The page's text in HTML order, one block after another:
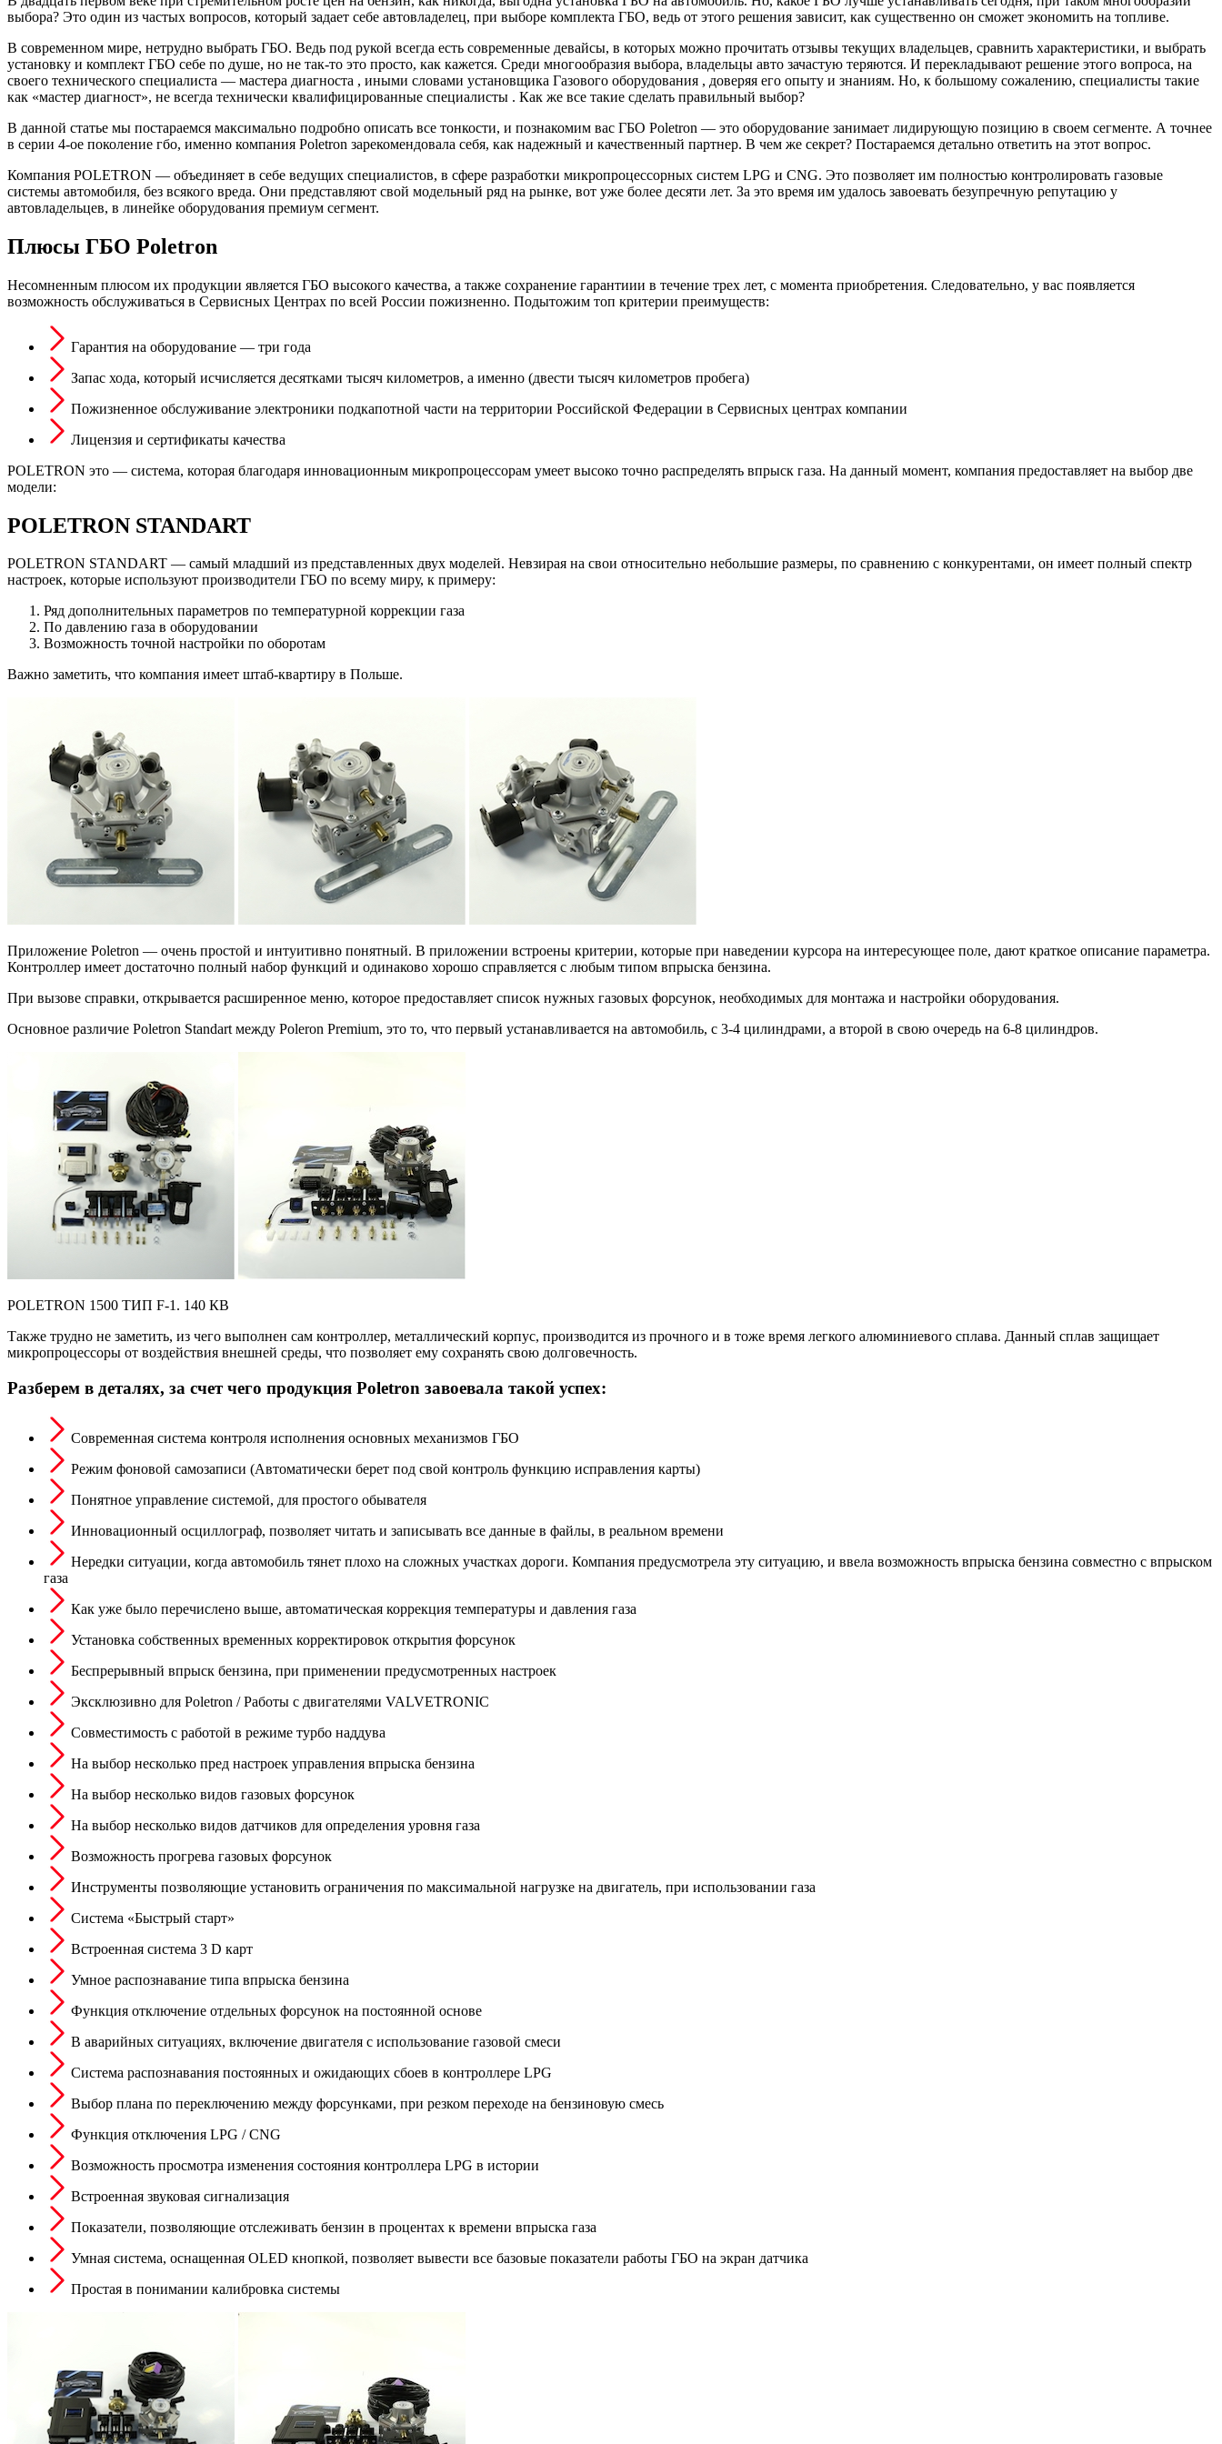
выбора? Это один из частых вопросов, который задает себе автовладелец, при выборе комплекта ГБО, ведь от этого решения зависит, как существенно он сможет экономить на топливе.
В современном мире, нетрудно выбрать ГБО. Ведь под рукой всегда есть современные девайсы, в которых можно прочитать отзывы текущих владельцев, сравнить характеристики, и выбрать
установку и комплект ГБО себе по душе, но не так-то это просто, как кажется. Среди многообразия выбора, владельцы авто зачастую теряются. И перекладывают решение этого вопроса, на
своего технического специалиста — мастера диагноста , иными словами установщика Газового оборудования , доверяя его опыту и знаниям. Но, к большому сожалению, специалисты такие
как «мастер диагност», не всегда технически квалифицированные специалисты . Как же все такие сделать правильный выбор?
В данной статье мы постараемся максимально подробно описать все тонкости, и познакомим вас ГБО Poletron — это оборудование занимает лидирующую позицию в своем сегменте. А точнее
в серии 4-ое поколение гбо, именно компания Poletron зарекомендовала себя, как надежный и качественный партнер. В чем же секрет? Постараемся детально ответить на этот вопрос.
Компания POLETRON — объединяет в себе ведущих специалистов, в сфере разработки микропроцессорных систем LPG и CNG. Это позволяет им полностью контролировать газовые
системы автомобиля, без всякого вреда. Они представляют свой модельный ряд на рынке, вот уже более десяти лет. За это время им удалось завоевать безупречную репутацию у
автовладельцев, в линейке оборудования премиум сегмент.
Плюсы ГБО Poletron
Несомненным плюсом их продукции является ГБО высокого качества, а также сохранение гарантиии в течение трех лет, с момента приобретения. Следовательно, у вас появляется
возможность обслуживаться в Сервисных Центрах по всей России пожизненно. Подытожим топ критерии преимуществ:
Гарантия на оборудование — три года
Запас хода, который исчисляется десятками тысяч километров, а именно (двести тысяч километров пробега)
Пожизненное обслуживание электроники подкапотной части на территории Российской Федерации в Сервисных центрах компании
Лицензия и сертификаты качества
POLETRON это — система, которая благодаря инновационным микропроцессорам умеет высоко точно распределять впрыск газа. На данный момент, компания предоставляет на выбор две
модели:
POLETRON STANDART
POLETRON STANDART — самый младший из представленных двух моделей. Невзирая на свои относительно небольшие размеры, по сравнению с конкурентами, он имеет полный спектр
настроек, которые используют производители ГБО по всему миру, к примеру:
Ряд дополнительных параметров по температурной коррекции газа
По давлению газа в оборудовании
Возможность точной настройки по оборотам
Важно заметить, что компания имеет штаб-квартиру в Польше.
Приложение Poletron — очень простой и интуитивно понятный. В приложении встроены критерии, которые при наведении курсора на интересующее поле, дают краткое описание параметра.
Контроллер имеет достаточно полный набор функций и одинаково хорошо справляется с любым типом впрыска бензина.
При вызове справки, открывается расширенное меню, которое предоставляет список нужных газовых форсунок, необходимых для монтажа и настройки оборудования.
Основное различие Poletron Standart между Poleron Premium, это то, что первый устанавливается на автомобиль, с 3-4 цилиндрами, а второй в свою очередь на 6-8 цилиндров.
POLETRON 1500 ТИП F-1. 140 КВ
Также трудно не заметить, из чего выполнен сам контроллер, металлический корпус, производится из прочного и в тоже время легкого алюминиевого сплава. Данный сплав защищает
микропроцессоры от воздействия внешней среды, что позволяет ему сохранять свою долговечность.
Разберем в деталях, за счет чего продукция Poletron завоевала такой успех:
Современная система контроля исполнения основных механизмов ГБО
Режим фоновой самозаписи (Автоматически берет под свой контроль функцию исправления карты)
Понятное управление системой, для простого обывателя
Инновационный осциллограф, позволяет читать и записывать все данные в файлы, в реальном времени
Нередки ситуации, когда автомобиль тянет плохо на сложных участках дороги. Компания предусмотрела эту ситуацию, и ввела возможность впрыска бензина совместно с впрыском
газа
Как уже было перечислено выше, автоматическая коррекция температуры и давления газа
Установка собственных временных корректировок открытия форсунок
Беспрерывный впрыск бензина, при применении предусмотренных настроек
Эксклюзивно для Poletron / Работы с двигателями VALVETRONIC
Совместимость с работой в режиме турбо наддува
На выбор несколько пред настроек управления впрыска бензина
На выбор несколько видов газовых форсунок
На выбор несколько видов датчиков для определения уровня газа
Возможность прогрева газовых форсунок
Инструменты позволяющие установить ограничения по максимальной нагрузке на двигатель, при использовании газа
Система «Быстрый старт»
Встроенная система 3 D карт
Умное распознавание типа впрыска бензина
Функция отключение отдельных форсунок на постоянной основе
В аварийных ситуациях, включение двигателя с использование газовой смеси
Система распознавания постоянных и ожидающих сбоев в контроллере LPG
Выбор плана по переключению между форсунками, при резком переходе на бензиновую смесь
Функция отключения LPG / CNG
Возможность просмотра изменения состояния контроллера LPG в истории
Встроенная звуковая сигнализация
Показатели, позволяющие отслеживать бензин в процентах к времени впрыска газа
Умная система, оснащенная OLED кнопкой, позволяет вывести все базовые показатели работы ГБО на экран датчика
Простая в понимании калибровка системы